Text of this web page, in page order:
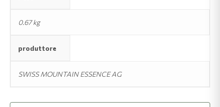
0.67 kg
produttore
SWISS MOUNTAIN ESSENCE AG